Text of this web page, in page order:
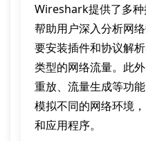
Wireshark提供了多
帮助用户深入分析网
要安装插件和协议解
类型的网络流量。此
重放、流量生成等功
模拟不同的网络环境
和应用程序。